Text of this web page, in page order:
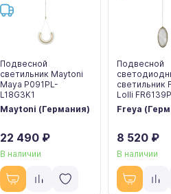
Подвесной
светильник Maytoni
Maya P091PL-
L18G3K1
Maytoni (Германия)
22 490 ₽
В наличии
Подвесной
светильник
Lolli
Freya
8 520 ₽
В наличии